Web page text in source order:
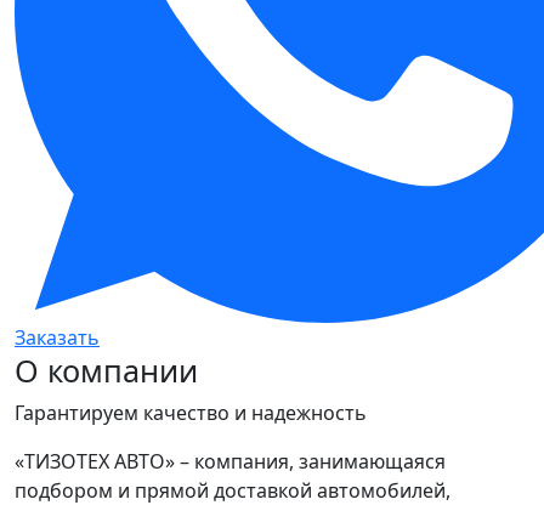
Заказать
О компании
Гарантируем качество и надежность
«ТИЗОТЕХ АВТО» – компания, занимающаяся
подбором и прямой доставкой автомобилей,